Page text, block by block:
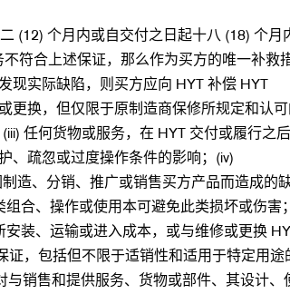
个月内或自交付之日起十八 (18) 个月
合上述保证，那么作为买方的唯一补救
现实际缺陷，则买方应向 HYT 补偿 HYT
换，但仅限于原制造商保修所规定和认可
任何货物或服务，在 HYT 交付或履行之
、疏忽或过度操作条件的影响；(iv)
造、分销、推广或销售买方产品而造成的
合、操作或使用本可避免此类损坏或伤害
装、运输或进入成本，或与维修或更换
，包括但不限于适销性和适用于特定用途
销售和提供服务、货物或部件、其设计、